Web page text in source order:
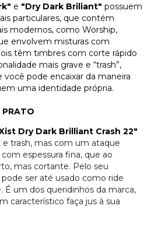
e "Dry Dark Briliant" possuem
particulares, que contém
modernos, como Worship,
envolvem misturas com
têm timbres com corte rápido
mais grave e “trash”,
pode encaixar da maneira
uma identidade própria.
PRATO
Dry Dark Brilliant Crash 22"
trash, mas com um ataque
com espessura fina, que ao
mas cortante. Pelo seu
ser até usado como ride
É um dos queridinhos da marca,
característico faça jus à sua